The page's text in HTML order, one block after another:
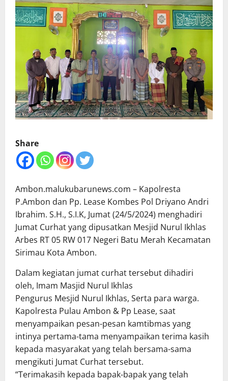
Share
Ambon.malukubarunews.com – Kapolresta
P.Ambon dan Pp. Lease Kombes Pol Driyano Andri
Ibrahim. S.H., S.I.K, Jumat (24/5/2024) menghadiri
Jumat Curhat yang dipusatkan Mesjid Nurul Ikhlas
Arbes RT 05 RW 017 Negeri Batu Merah Kecamatan
Sirimau Kota Ambon.
Dalam kegiatan jumat curhat tersebut dihadiri
oleh, Imam Masjid Nurul Ikhlas
Pengurus Mesjid Nurul Ikhlas, Serta para warga.
Kapolresta Pulau Ambon & Pp Lease, saat
menyampaikan pesan-pesan kamtibmas yang
intinya pertama-tama menyampaikan terima kasih
kepada masyarakat yang telah bersama-sama
mengikuti Jumat Curhat tersebut.
“Terimakasih kepada bapak-bapak yang telah